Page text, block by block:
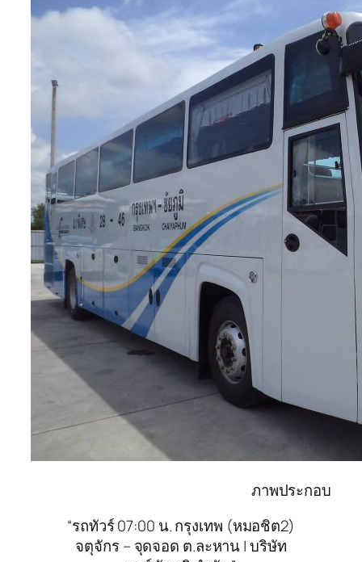
ภาพประกอบ
“รถทัวร์ 07:00 น. กรุงเทพ (หมอชิต2)
จตุจักร – จุดจอด ต.ละหาน | บริษัท